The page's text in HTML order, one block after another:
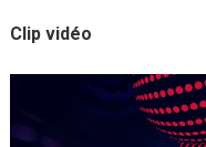
Clip vidéo